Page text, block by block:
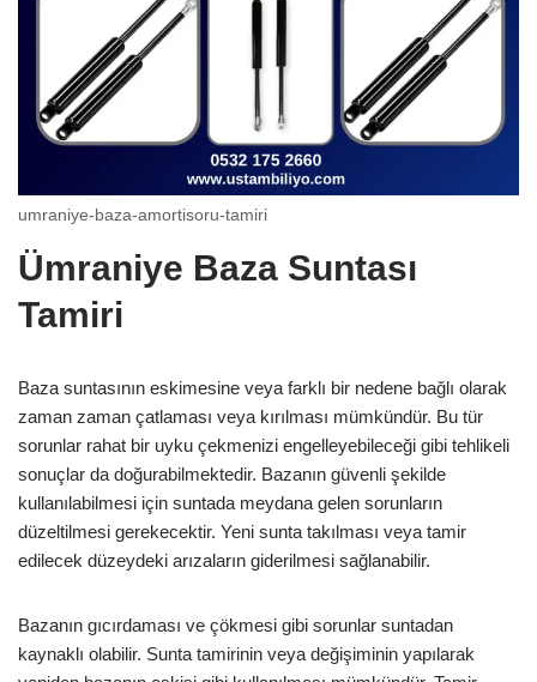
umraniye-baza-amortisoru-tamiri
Ümraniye Baza Suntası
Tamiri
Baza suntasının eskimesine veya farklı bir nedene bağlı olarak
zaman zaman çatlaması veya kırılması mümkündür. Bu tür
sorunlar rahat bir uyku çekmenizi engelleyebileceği gibi tehlikeli
sonuçlar da doğurabilmektedir. Bazanın güvenli şekilde
kullanılabilmesi için suntada meydana gelen sorunların
düzeltilmesi gerekecektir. Yeni sunta takılması veya tamir
edilecek düzeydeki arızaların giderilmesi sağlanabilir.
Bazanın gıcırdaması ve çökmesi gibi sorunlar suntadan
kaynaklı olabilir. Sunta tamirinin veya değişiminin yapılarak